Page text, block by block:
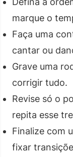
marque o
Faça uma
cantar ou
Grave uma
corrigir tudo.
Revise só o
repita esse
Finalize com
fixar